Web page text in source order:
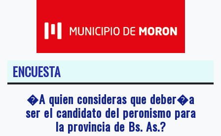
ENCUESTA
�A quien consideras que deber�a
ser el candidato del peronismo para
la provincia de Bs. As.?